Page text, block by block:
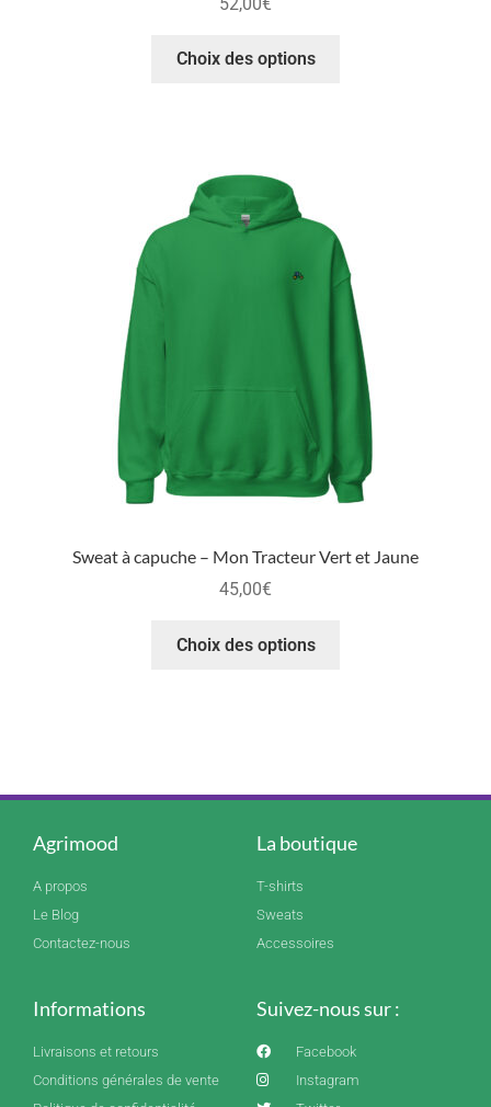
Choix des options
Sweat à capuche – Mon Tracteur Vert et Jaune
45,00€
Choix des options
Agrimood
A propos
Le Blog
Contactez-nous
La boutique
T-shirts
Sweats
Accessoires
Informations
Livraisons et retours
Conditions générales de vente
Suivez-nous sur :
Facebook
Instagram